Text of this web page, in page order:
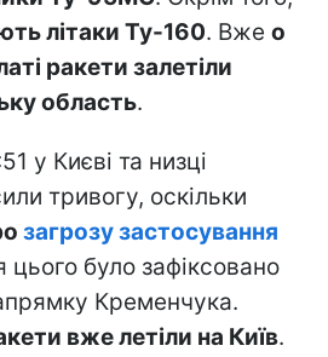
літаки Ту-160. Вже о
ракети залетіли
область.
у Києві та низці
тривогу, оскільки
загрозу застосування
цього було зафіксовано
Кременчука.
вже летіли на Київ.